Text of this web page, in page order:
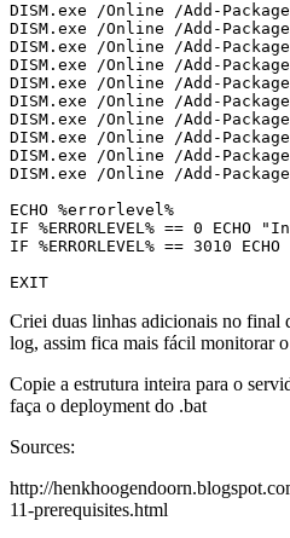
DISM.exe /Online /Add-
DISM.exe /Online /Add-
DISM.exe /Online /Add-
DISM.exe /Online /Add-
DISM.exe /Online /Add-
DISM.exe /Online /Add-
DISM.exe /Online /Add-
DISM.exe /Online /Add-
DISM.exe /Online /Add-
DISM.exe /Online /Add-
ECHO %errorlevel%
IF %ERRORLEVEL% == 0
IF %ERRORLEVEL% ==
EXIT
Criei duas linhas adicionais no final
log, assim fica mais fácil monitorar o
Copie a estrutura inteira para o
faça o deployment do .bat
Sources:
http://
11-prerequisites.html